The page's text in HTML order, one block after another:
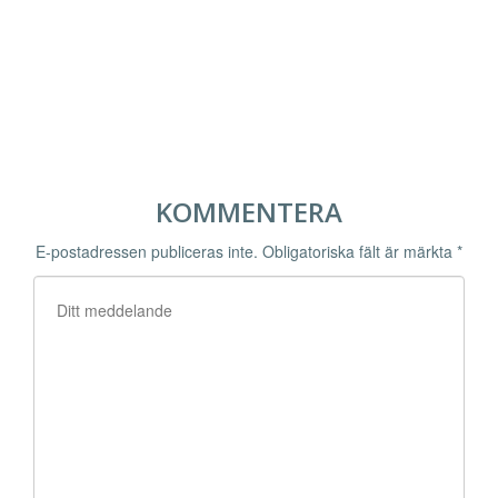
KOMMENTERA
E-postadressen publiceras inte. Obligatoriska fält är märkta *